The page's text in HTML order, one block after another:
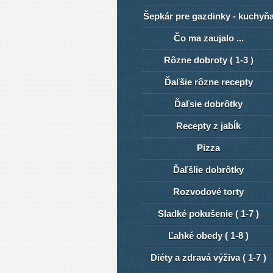
Šepkár pre gazdinky -
Čo ma zaujalo ...
Rôzne dobroty ( 1-3 )
Ďaľšie rôzne recepty
Ďaľsie dobrôtky
Recepty z jabĺk
Pizza
ĎaľšIie dobrôtky
Rozvodové torty
Sladké pokušenie ( 1-7 )
Ľahké obedy ( 1-8 )
Diéty a zdravá výživa ( 1-7 )